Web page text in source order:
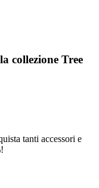
collezione Tree
tanti accessori e